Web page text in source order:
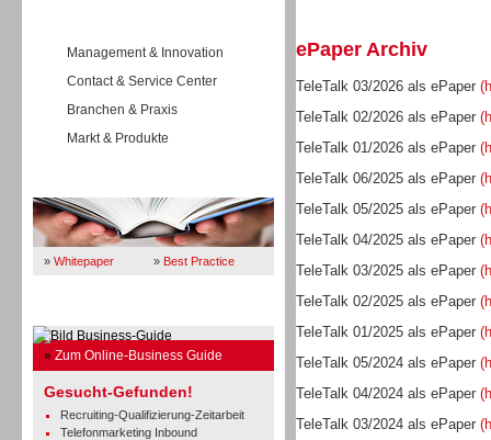
Management & Innovation
Contact & Service Center
Branchen & Praxis
Markt & Produkte
» Whitepaper » Best Practice
» Zum Online-Business Guide
Gesucht-Gefunden!
Recruiting-Qualifizierung-Zeitarbeit
Telefonmarketing Inbound
ePaper Archiv
TeleTalk 03/2026 als ePaper
TeleTalk 02/2026 als ePaper
TeleTalk 01/2026 als ePaper
TeleTalk 06/2025 als ePaper
TeleTalk 05/2025 als ePaper
TeleTalk 04/2025 als ePaper
TeleTalk 03/2025 als ePaper
TeleTalk 02/2025 als ePaper
TeleTalk 01/2025 als ePaper
TeleTalk 05/2024 als ePaper
TeleTalk 04/2024 als ePaper
TeleTalk 03/2024 als ePaper